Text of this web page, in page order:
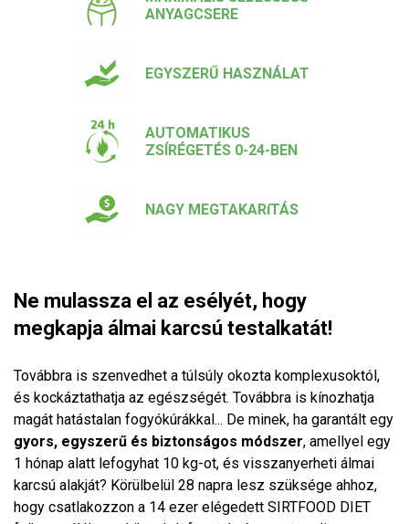
ANYAGCSERE
EGYSZERŰ HASZNÁLAT
AUTOMATIKUS
ZSÍRÉGETÉS 0-24-BEN
NAGY MEGTAKARíTÁS
Ne mulassza el az esélyét, hogy
megkapja álmai karcsú testalkatát!
Továbbra is szenvedhet a túlsúly okozta komplexusoktól,
és kockáztathatja az egészségét. Továbbra is kínozhatja
magát hatástalan fogyókúrákkal... De minek, ha garantált egy
gyors, egyszerű és biztonságos módszer, amellyel egy
1 hónap alatt lefogyhat 10 kg-ot, és visszanyerheti álmai
karcsú alakját? Körülbelül 28 napra lesz szüksége ahhoz,
hogy csatlakozzon a 14 ezer elégedett SIRTFOOD DIET